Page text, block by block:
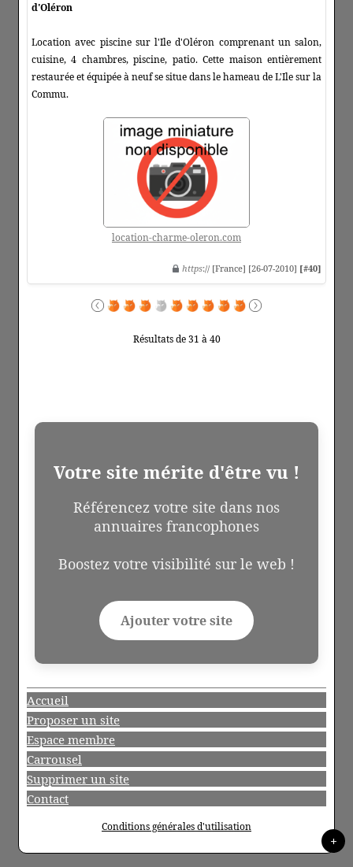
d'Oléron
Location avec piscine sur l'Ile d'Oléron comprenant un salon,
cuisine, 4 chambres, piscine, patio. Cette maison entièrement
restaurée et équipée à neuf se situe dans le hameau de L'Ile sur la
Commu.
location-charme-oleron.com
https:// [France] [26-07-2010] [#40]
Résultats de 31 à 40
Votre site mérite d'être vu !
Référencez votre site dans nos
annuaires francophones
Boostez votre visibilité sur le web !
Ajouter votre site
Accueil
Proposer un site
Espace membre
Carrousel
Supprimer un site
Contact
Conditions générales d'utilisation
+